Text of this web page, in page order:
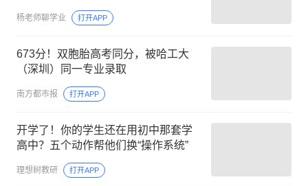
杨老师聊学业 打开APP
673分！双胞胎高考同分，被哈工大
（深圳）同一专业录取
南方都市报 打开APP
开学了！你的学生还在用初中那套学
高中？五个动作帮他们换“操作系统”
理想树教研 打开APP